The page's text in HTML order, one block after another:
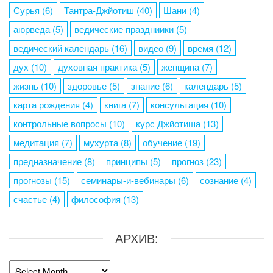
Сурья (6) Тантра-Джйотиш (40) Шани (4)
аюрведа (5) ведические праздниики (5)
ведический календарь (16) видео (9) время (12)
дух (10) духовная практика (5) женщина (7)
жизнь (10) здоровье (5) знание (6) календарь (5)
карта рождения (4) книга (7) консультация (10)
контрольные вопросы (10) курс Джйотиша (13)
медитация (7) мухурта (8) обучение (19)
предназначение (8) принципы (5) прогноз (23)
прогнозы (15) семинары-и-вебинары (6) сознание (4)
счастье (4) философия (13)
АРХИВ:
Архив: